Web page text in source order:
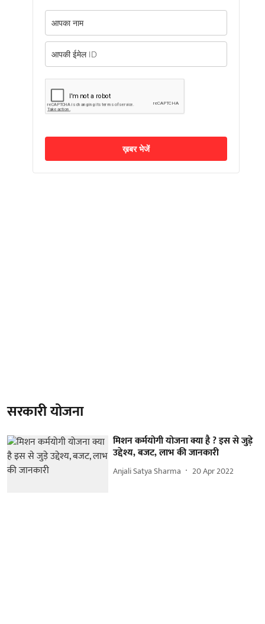
ख़बर भेजें
सरकारी योजना
मिशन कर्मयोगी योजना क्या है ? इस से जुड़े
उद्देश्य, बजट, लाभ की जानकारी
Anjali Satya Sharma 20 Apr 2022